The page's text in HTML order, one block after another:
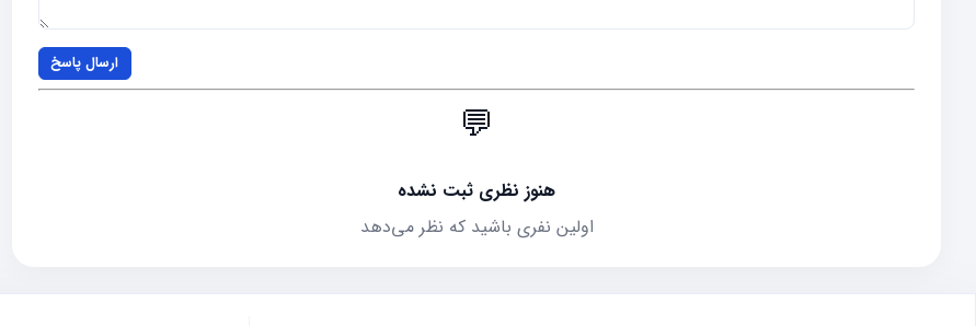
ارسال پاسخ
💬
هنوز نظری ثبت نشده
اولین نفری باشید که نظر می‌دهد